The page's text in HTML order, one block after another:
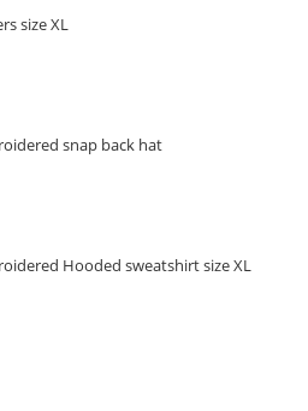
$82.17.
size XL
snap back hat
Hooded sweatshirt size XL